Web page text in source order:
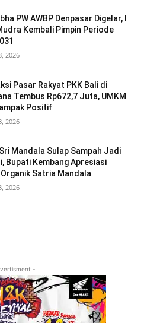
PW AWBP Denpasar Digelar, I
Kembali Pimpin Periode
2026
Pasar Rakyat PKK Bali di
Tembus Rp672,7 Juta, UMKM
Positif
2026
Mandala Sulap Sampah Jadi
Bupati Kembang Apresiasi
Satria Mandala
2026
-